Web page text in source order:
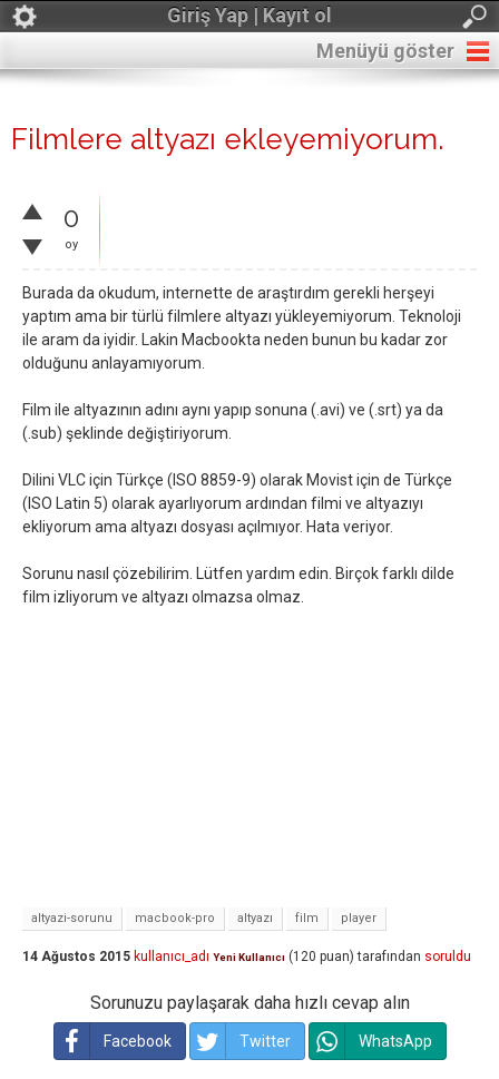
Giriş Yap | Kayıt ol
Menüyü göster
Filmlere altyazı ekleyemiyorum.
0
oy
Burada da okudum, internette de araştırdım gerekli herşeyi
yaptım ama bir türlü filmlere altyazı yükleyemiyorum. Teknoloji
ile aram da iyidir. Lakin Macbookta neden bunun bu kadar zor
olduğunu anlayamıyorum.
Film ile altyazının adını aynı yapıp sonuna (.avi) ve (.srt) ya da
(.sub) şeklinde değiştiriyorum.
Dilini VLC için Türkçe (ISO 8859-9) olarak Movist için de Türkçe
(ISO Latin 5) olarak ayarlıyorum ardından filmi ve altyazıyı
ekliyorum ama altyazı dosyası açılmıyor. Hata veriyor.
Sorunu nasıl çözebilirim. Lütfen yardım edin. Birçok farklı dilde
film izliyorum ve altyazı olmazsa olmaz.
altyazi-sorunu macbook-pro altyazı film player
14 Ağustos 2015 kullanıcı_adı Yeni Kullanıcı (120 puan) tarafından soruldu
Sorunuzu paylaşarak daha hızlı cevap alın
Facebook Twitter WhatsApp